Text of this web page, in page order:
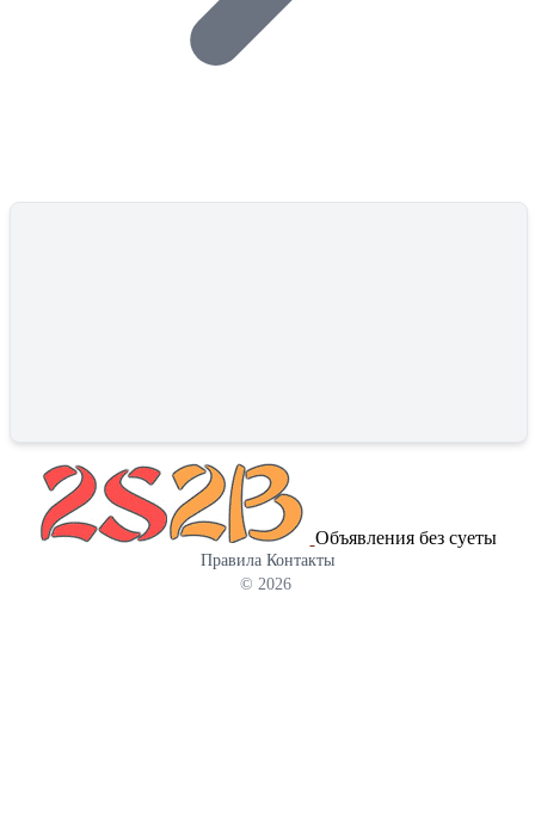
Объявления без суеты
Правила Контакты
© 2026